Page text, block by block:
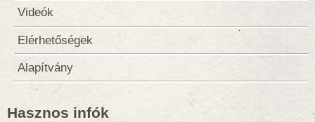
Videók
Elérhetőségek
Alapítvány
Hasznos infók